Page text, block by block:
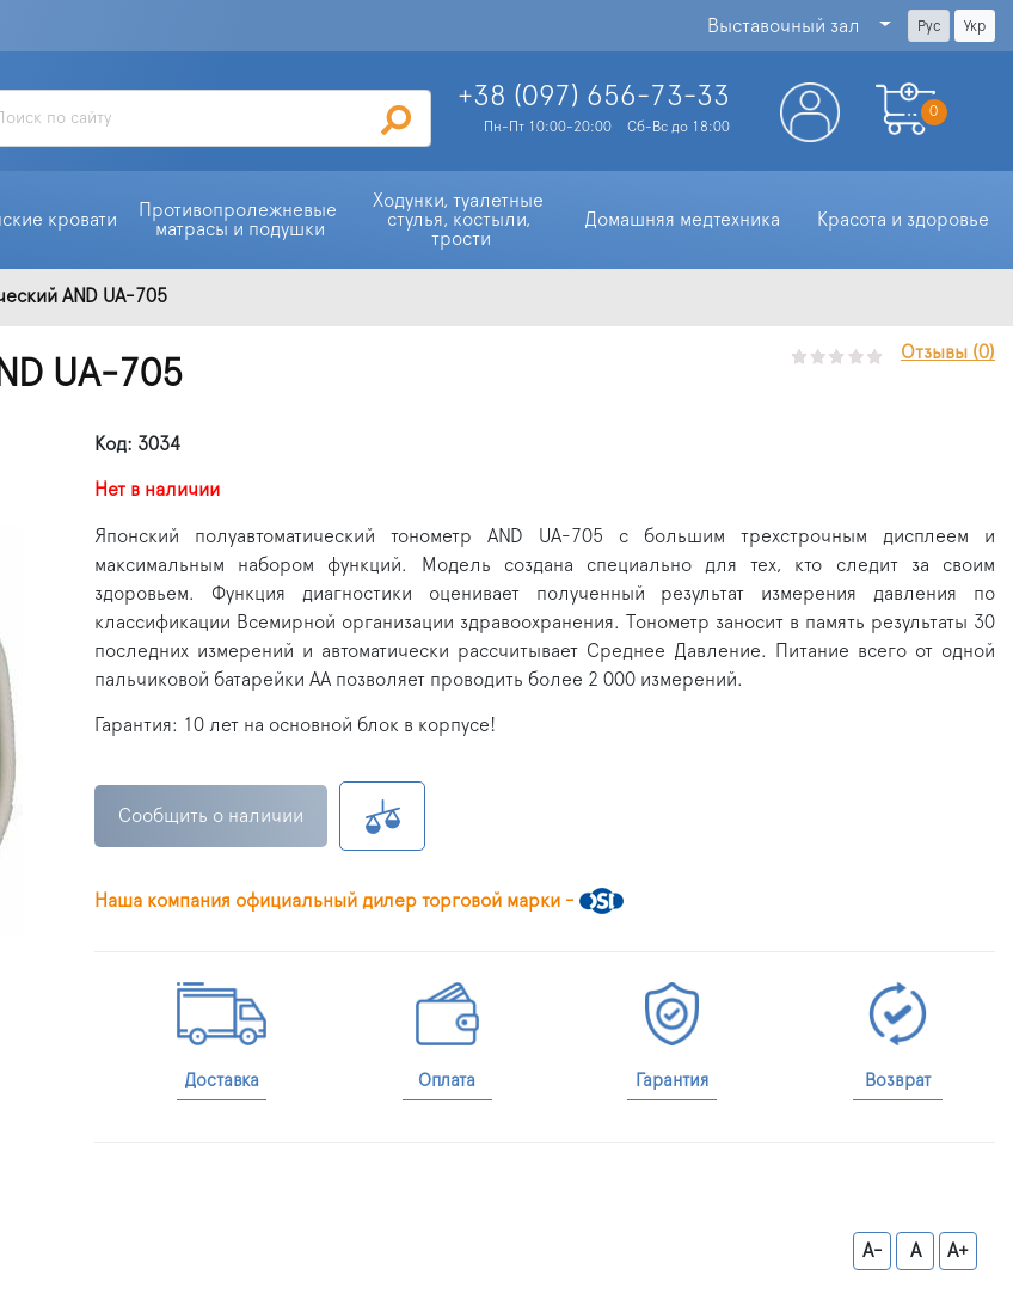
Выставочный зал Рус Укр
+38 (097) 656-73-33
Пн-Пт 10:00-20:00 Сб-Вс до 18:00
0
кровати
Противопролежневые
матрасы и подушки
Ходунки, туалетные
стулья, костыли,
трости
Домашняя медтехника Красота и здоровье
AND UA-705
UA-705
Отзывы (0)
Код: 3034
Нет в наличии
Японский полуавтоматический тонометр AND UA-705 с большим трехстрочным дисплеем и
максимальным набором функций. Модель создана специально для тех, кто следит за своим
здоровьем. Функция диагностики оценивает полученный результат измерения давления по
классификации Всемирной организации здравоохранения. Тонометр заносит в память результаты 30
последних измерений и автоматически рассчитывает Среднее Давление. Питание всего от одной
пальчиковой батарейки АА позволяет проводить более 2 000 измерений.
Гарантия: 10 лет на основной блок в корпусе!
Сообщить о наличии
Наша компания официальный дилер торговой марки -
Доставка Оплата Гарантия Возврат
A- A A+